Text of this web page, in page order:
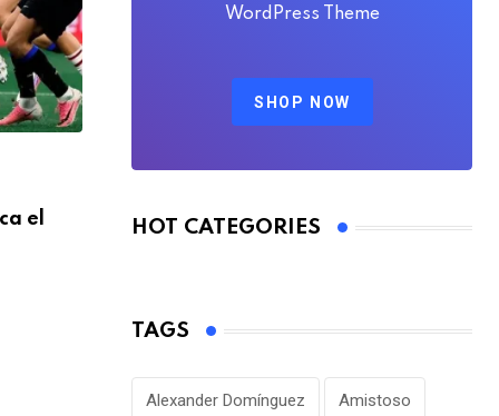
el
Club Sport Emelec anunció el fichaje de
WordPress Theme
SHOP NOW
HOT CATEGORIES
TAGS
Alexander Domínguez Amistoso